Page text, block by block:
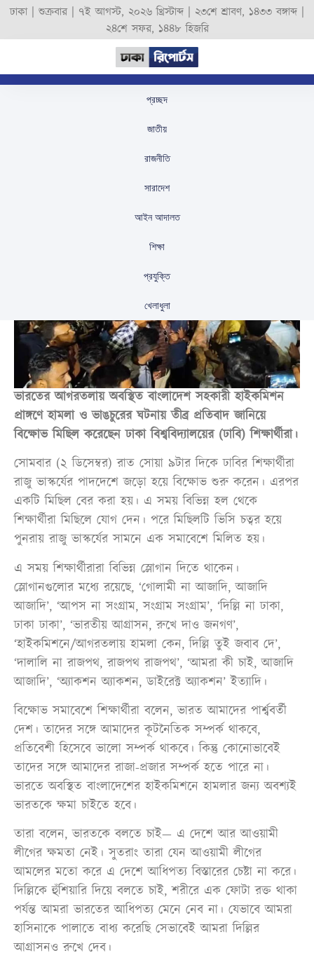
ঢাকা | শুক্রবার| ৭ই আগস্ট, ২০২৬ খ্রিস্টাব্দ ২৩শে শ্রাবণ, ১৪৩৩ বঙ্গাব্দ
২৪শে সফর, ১৪৪৮ হিজরি
প্রচ্ছদ
জাতীয়
রাজনীতি
সারাদেশ
আইন আদালত
শিক্ষা
প্রযুক্তি
খেলাধুলা
ভারতে বাংলাদেশ সহকারী
হাইকমিশনে হামলার
প্রতিবাদে উত্তাল ঢাবি
December 2, 2024
ভারতের আগরতলায় অবস্থিত বাংলাদেশ সহকারী হাইকমিশন
প্রাঙ্গণে হামলা ও ভাঙচুরের ঘটনায় তীব্র প্রতিবাদ জানিয়ে
বিক্ষোভ মিছিল করেছেন ঢাকা বিশ্ববিদ্যালয়ের (ঢাবি) শিক্ষার্থীরা।
সোমবার (২ ডিসেম্বর) রাত সোয়া ৯টার দিকে ঢাবির শিক্ষার্থীরা
রাজু ভাস্কর্যের পাদদেশে জড়ো হয়ে বিক্ষোভ শুরু করেন। এরপর
একটি মিছিল বের করা হয়। এ সময় বিভিন্ন হল থেকে
শিক্ষার্থীরা মিছিলে যোগ দেন। পরে মিছিলটি ভিসি চত্বর হয়ে
পুনরায় রাজু ভাস্কর্যের সামনে এক সমাবেশে মিলিত হয়।
এ সময় শিক্ষার্থীরারা বিভিন্ন স্লোগান দিতে থাকেন।
স্লোগানগুলোর মধ্যে রয়েছে, ‘গোলামী না আজাদি, আজাদি
আজাদি’, ‘আপস না সংগ্রাম, সংগ্রাম সংগ্রাম’, ‘দিল্লি না ঢাকা,
ঢাকা ঢাকা’, ‘ভারতীয় আগ্রাসন, রুখে দাও জনগণ’,
‘হাইকমিশনে/আগরতলায় হামলা কেন, দিল্লি তুই জবাব দে’,
‘দালালি না রাজপথ, রাজপথ রাজপথ’, ‘আমরা কী চাই, আজাদি
আজাদি’, ‘অ্যাকশন অ্যাকশন, ডাইরেক্ট অ্যাকশন’ ইত্যাদি।
বিক্ষোভ সমাবেশে শিক্ষার্থীরা বলেন, ভারত আমাদের পার্শ্ববর্তী
দেশ। তাদের সঙ্গে আমাদের কূটনৈতিক সম্পর্ক থাকবে,
প্রতিবেশী হিসেবে ভালো সম্পর্ক থাকবে। কিন্তু কোনোভাবেই
তাদের সঙ্গে আমাদের রাজা-প্রজার সম্পর্ক হতে পারে না।
ভারতে অবস্থিত বাংলাদেশের হাইকমিশনে হামলার জন্য অবশ্যই
ভারতকে ক্ষমা চাইতে হবে।
তারা বলেন, ভারতকে বলতে চাই— এ দেশে আর আওয়ামী
লীগের ক্ষমতা নেই। সুতরাং তারা যেন আওয়ামী লীগের
আমলের মতো করে এ দেশে আধিপত্য বিস্তারের চেষ্টা না করে।
দিল্লিকে হুঁশিয়ারি দিয়ে বলতে চাই, শরীরে এক ফোটা রক্ত থাকা
পর্যন্ত আমরা ভারতের আধিপত্য মেনে নেব না। যেভাবে আমরা
হাসিনাকে পালাতে বাধ্য করেছি সেভাবেই আমরা দিল্লির
আগ্রাসনও রুখে দেব।